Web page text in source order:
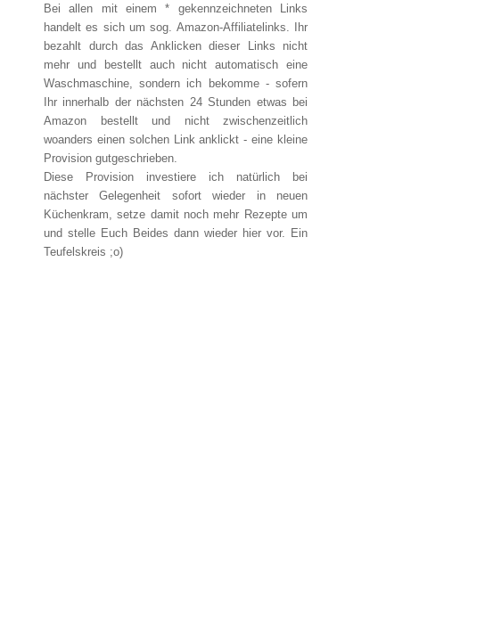
Bei allen mit einem * gekennzeichneten Links
handelt es sich um sog. Amazon-Affiliatelinks. Ihr
bezahlt durch das Anklicken dieser Links nicht
mehr und bestellt auch nicht automatisch eine
Waschmaschine, sondern ich bekomme - sofern
Ihr innerhalb der nächsten 24 Stunden etwas bei
Amazon bestellt und nicht zwischenzeitlich
woanders einen solchen Link anklickt - eine kleine
Provision gutgeschrieben.
Diese Provision investiere ich natürlich bei
nächster Gelegenheit sofort wieder in neuen
Küchenkram, setze damit noch mehr Rezepte um
und stelle Euch Beides dann wieder hier vor. Ein
Teufelskreis ;o)